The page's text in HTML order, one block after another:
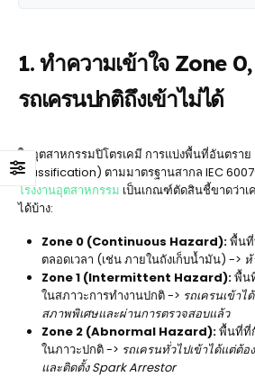
1. ทำความเข้าใจ Zone
รถเครนปกติถึงเข้าไม่ได้
ในอุตสาหกรรมปิโตรเคมี การแบ่งพื้นที่อันตรา
Classification) ตามมาตรฐานสากล IEC
โรงงานอุตสาหกรรม เป็นเกณฑ์ตัดสินชี้ขาดว่าเ
ได้บ้าง:
Zone 0 (Continuous Hazard):พื้น
ตลอดเวลา (เช่น ภายในถังเก็บน้ำมัน) ->
Zone 1 (Intermittent Hazard):พื้น
ในสภาวะการทำงานปกติ -> รถเครนเข้าไ
สภาพพิเศษและผ่านการตรวจสอบแล้ว
Zone 2 (Abnormal Hazard):พื้นที่ที่
ในภาวะปกติ -> รถเครนทั่วไปเข้าได้แต่ต้
และติดตั้ง Spark Arrestor